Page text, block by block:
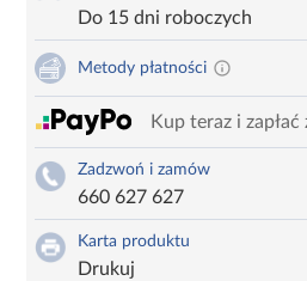
Do 15 dni roboczych
Metody płatności
Kup teraz i zapłać
Zadzwoń i zamów
660 627 627
Karta produktu
Drukuj